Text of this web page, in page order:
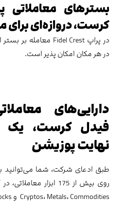
بسترهای معاملاتی
کرست، دروازه‌ای برای
در هر مکان امکان پذیر است.
دارایی‌های
فیدل کرست،
نهایت پوزیشن
طبق ادعای شرکت، شما می‌توانید
Cryptos، Metals، Commodities و Stocks معامله‌ کنید.